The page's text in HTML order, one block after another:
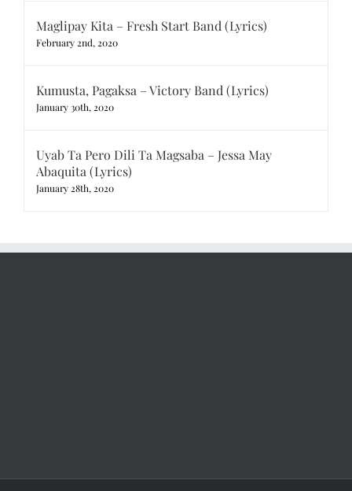
Maglipay Kita – Fresh Start Band (Lyrics)
February 2nd, 2020
Kumusta, Pagaksa – Victory Band (Lyrics)
January 30th, 2020
Uyab Ta Pero Dili Ta Magsaba – Jessa May
Abaquita (Lyrics)
January 28th, 2020